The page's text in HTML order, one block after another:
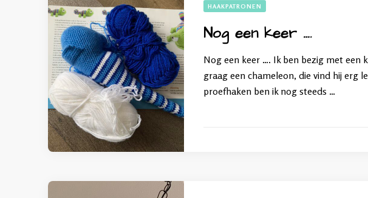
HAAKPATRONEN
Nog een keer ….
Nog een keer …. Ik ben bezig met een
graag een chameleon, die vind hij erg
proefhaken ben ik nog steeds …